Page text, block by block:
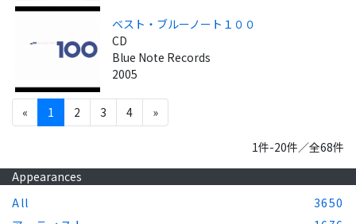
ベスト・ブルーノート１００
CD
Blue Note Records
2005
« 1 2 3 4 »
1件-20件／全68件
Appearances
All
3650